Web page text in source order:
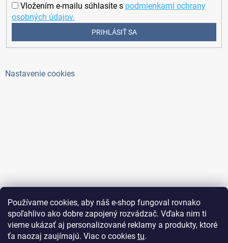
Používame cookies, aby náš e-shop fungoval rovnako
spoľahlivo ako dobre zapojený rozvádzač. Vďaka nim ti
vieme ukázať aj personalizované reklamy a produkty, ktoré
ťa naozaj zaujímajú. Viac o cookies tu.
Vložením e-mailu súhlasíte s podmienkami ochrany
osobných údajov.
PRIHLÁSIŤ SA
Nastavenie cookies